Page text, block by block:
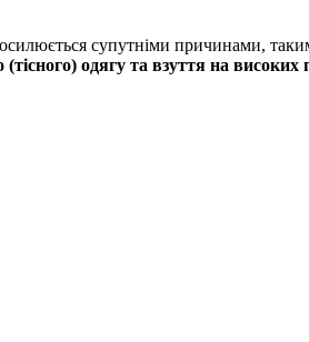
супутніми причинами,
(тісного) одягу та взуття на